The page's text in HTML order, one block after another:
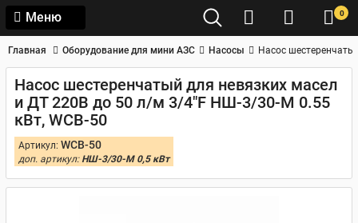
Меню 0
Главная Оборудование для мини АЗС Насосы Насос
Насос шестеренчатый для невязких масел
и ДТ 220В до 50 л/м 3/4"F НШ-3/30-М 0.55
кВт, WCB-50
Артикул: WCB-50
доп. артикул: НШ-3/30-М 0,5 кВт